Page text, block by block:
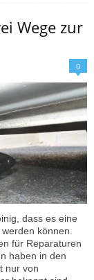
Wege zur
0
dass es eine
können.
für Reparaturen
haben in den
nur von